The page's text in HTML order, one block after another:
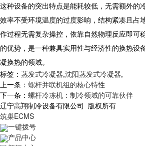
这种设备的突出特点是能耗较低，无需额外的
效率不受环境温度的过度影响，结构紧凑且占
作过程无需复杂操控，依靠自然物理反应即可
的优势，是一种兼具实用性与经济性的换热设
凝换热的领域。
标签： 蒸发式冷凝器,沈阳蒸发式冷凝器,
上一条： 螺杆并联机组的核心特性
下一条： 螺杆冷冻机：制冷领域的可靠伙伴
辽宁高翔制冷设备有限公司 版权所有
筑巢ECMS
一键拨号
产品中心